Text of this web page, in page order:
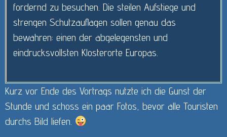
fordernd zu besuchen. Die steilen Aufstiege und
strengen Schutzauflagen sollen genau das
bewahren: einen der abgelegensten und
eindrucksvollsten Klosterorte Europas.
Kurz vor Ende des Vortrags nutzte ich die Gunst der
Stunde und schoss ein paar Fotos, bevor alle Touristen
durchs Bild liefen.